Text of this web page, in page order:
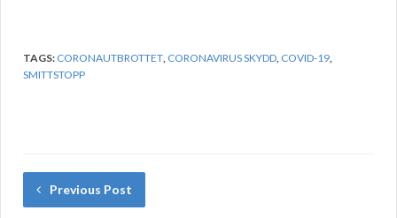
TAGS: CORONAUTBROTTET, CORONAVIRUS SKYDD, COVID-19,
SMITTSTOPP
Previous Post